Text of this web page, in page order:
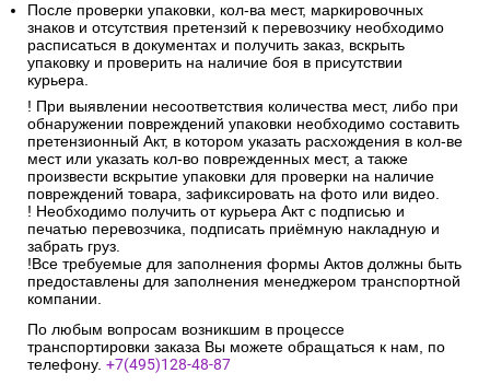
После проверки упаковки, кол-ва мест, маркировочных
знаков и отсутствия претензий к перевозчику необходимо
расписаться в документах и получить заказ, вскрыть
упаковку и проверить на наличие боя в присутствии
курьера.
! При выявлении несоответствия количества мест, либо при
обнаружении повреждений упаковки необходимо составить
претензионный Акт, в котором указать расхождения в кол-ве
мест или указать кол-во поврежденных мест, а также
произвести вскрытие упаковки для проверки на наличие
повреждений товара, зафиксировать на фото или видео.
! Необходимо получить от курьера Акт с подписью и
печатью перевозчика, подписать приёмную накладную и
забрать груз.
!Все требуемые для заполнения формы Актов должны быть
предоставлены для заполнения менеджером транспортной
компании.
По любым вопросам возникшим в процессе
транспортировки заказа Вы можете обращаться к нам, по
телефону. +7(495)128-48-87